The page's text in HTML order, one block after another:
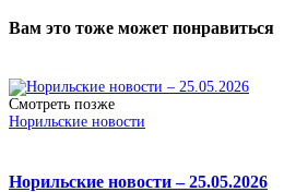
Вам это тоже может понравиться
Смотреть позже
Норильские новости
Норильские новости – 25.05.2026